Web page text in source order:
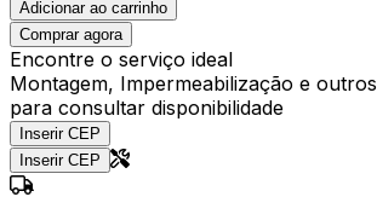
Adicionar ao carrinho
Comprar agora
Encontre o serviço ideal
Montagem, Impermeabilização e outros
para consultar disponibilidade
Inserir CEP
Inserir CEP